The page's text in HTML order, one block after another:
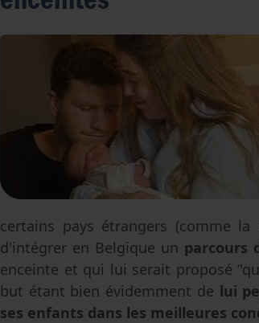
certains pays étrangers (comme la
d'intégrer en Belgique un parcours
enceinte et qui lui serait proposé
but étant bien évidemment de lui
ses enfants dans les meilleures